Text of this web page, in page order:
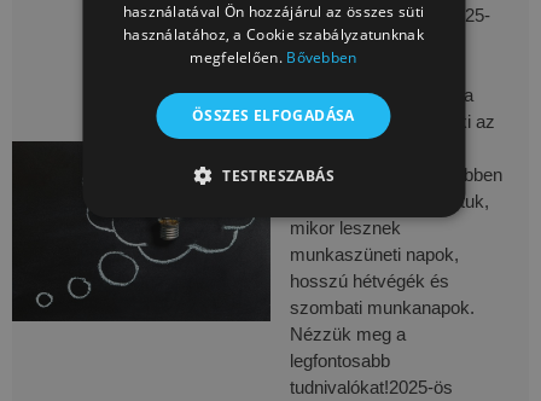
hétvégék 2025-ben 2025-
ben is érdemes előre
megtervezni a
szabadnapokat, hogy a
legtöbbet hozhassuk ki az
hosszú hétvégéiből. Ebben
a cikkben összefoglaltuk,
mikor lesznek
munkaszüneti napok,
hosszú hétvégék és
szombati munkanapok.
Nézzük meg a
legfontosabb
tudnivalókat!2025-ös
használatával Ön hozzájárul az összes süti
használatához, a Cookie szabályzatunknak
megfelelően. Bővebben
ÖSSZES ELFOGADÁSA
TESTRESZABÁS
TELJESÍTMÉNY CÉLZÁS
BESOROLATLAN
Célzás Besorolatlan